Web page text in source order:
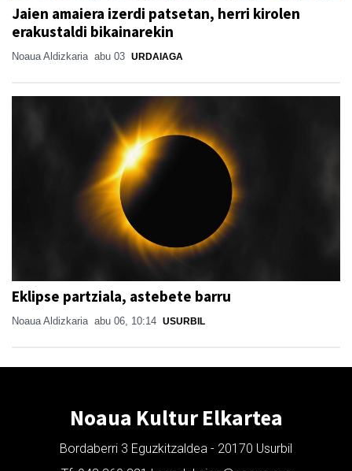
Jaien amaiera izerdi patsetan, herri kirolen
erakustaldi bikainarekin
Noaua Aldizkaria abu 03 URDAIAGA
Eklipse partziala, astebete barru
Noaua Aldizkaria abu 06, 10:14 USURBIL
Noaua Kultur Elkartea
Bordaberri 3 Eguzkitzaldea - 20170 Usurbil